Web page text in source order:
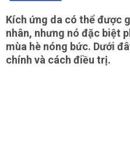
Kích ứng da có thể được
nhân, nhưng nó đặc biệt
mùa hè nóng bức. Dưới
chính và cách điều trị.